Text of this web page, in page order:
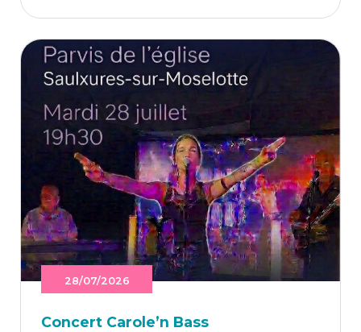
28/07/2026
Concert Caro­le’n Bass